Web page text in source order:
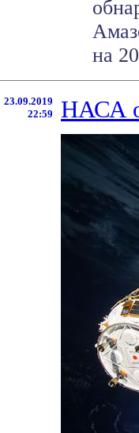
на
23.09.2019
22:59
НАСА